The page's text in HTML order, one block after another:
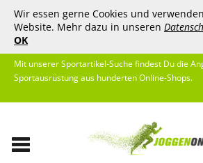
Wir essen gerne Cookies und
Website. Mehr dazu in unseren
OK
Mit unserer Sportartikel-Suche findest Du die
Sportausrüstung aus hunderten Online-Shops.